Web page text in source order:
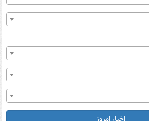
اخبار امروز